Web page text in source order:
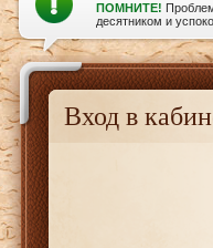
ПОМНИТЕ!
десятником и
Вход в